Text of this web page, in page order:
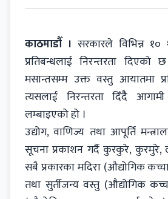
काठमाडाैँ । सरकारले विभिन्न
प्रतिबन्धलाई निरन्तरता
मसान्तसम्म उक्त वस्तु आयातमा
त्यसलाई निरन्तरता दिँदैै
लम्बाइएको हो ।
उद्योग, वाणिज्य तथा आपूर्ति
सूचना प्रकाशन गर्दै कुरकुरे,
सबै प्रकारका मदिरा (औद्योगिक
तथा सुर्तीजन्य वस्तु (औद्योगिक